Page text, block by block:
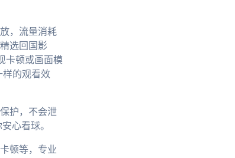
，流量消耗
选回国影
卡顿或画面模
样的观看效
护，不会泄
心看球。
顿等，专业